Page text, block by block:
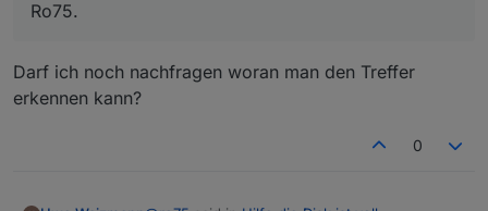
Ro75.
Darf ich noch nachfragen woran man den Treffer
erkennen kann?
0